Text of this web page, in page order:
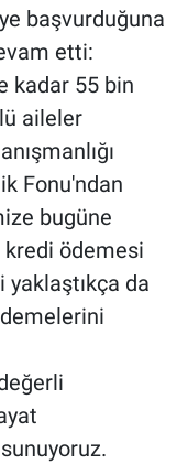
başvurduğuna
etti:
kadar 55 bin
aileler
Fonu'ndan
bugüne
ödemesi
da